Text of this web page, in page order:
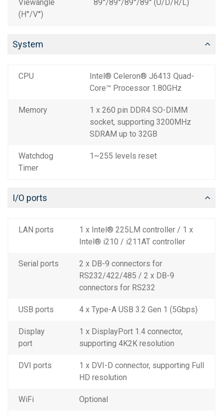
Viewangle
(H°/V°)
89°/89°/89°/89° (U/D/R/L)
System
CPU
Intel® Celeron® J6413 Quad-
Core™ Processor 1.80GHz
Memory
1 x 260 pin DDR4 SO-DIMM
socket, supporting 3200MHz
SDRAM up to 32GB
Watchdog
Timer
1~255 levels reset
I/O ports
LAN ports
1 x Intel® 225LM controller / 1 x
Intel® i210 / i211AT controller
Serial ports
2 x DB-9 connectors for
RS232/422/485 / 2 x DB-9
connectors for RS232
USB ports 4 x Type-A USB 3.2 Gen 1 (5Gbps)
Display
port
1 x DisplayPort 1.4 connector,
supporting 4K2K resolution
DVI ports
1 x DVI-D connector, supporting Full
HD resolution
WiFi Optional